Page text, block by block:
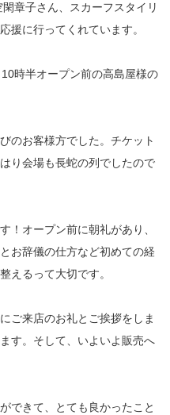
章子さん、スカーフスタイリ
援に行ってくれています。
時半オープン前の高島屋様の
のお客様方でした。チケット
り会場も長蛇の列でしたので
！オープン前に朝礼があり、
お辞儀の仕方など初めての経
えるって大切です。
ご来店のお礼とご挨拶をしま
す。そして、いよいよ販売へ
できて、とても良かったこと